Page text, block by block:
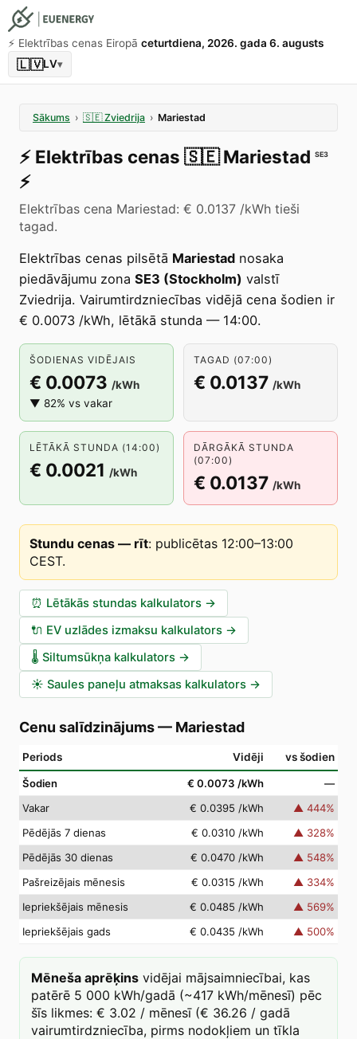
⚡️ Elektrības cenas Eiropā ceturtdiena, 2026. gada 6. augusts
🇱🇻LV▾
Sākums › 🇸🇪 Zviedrija › Mariestad
⚡️ Elektrības cenas 🇸🇪 Mariestad SE3
⚡️
Elektrības cena Mariestad: € 0.0137 /kWh tieši
tagad.
Elektrības cenas pilsētā Mariestad nosaka
piedāvājumu zona SE3 (Stockholm) valstī
Zviedrija. Vairumtirdzniecības vidējā cena šodien ir
€ 0.0073 /kWh, lētākā stunda — 14:00.
ŠODIENAS VIDĒJAIS
€ 0.0073 /kWh
▼ 82% vs vakar
TAGAD (07:00)
€ 0.0137 /kWh
LĒTĀKĀ STUNDA (14:00)
€ 0.0021 /kWh
DĀRGĀKĀ STUNDA
(07:00)
€ 0.0137 /kWh
Stundu cenas — rīt: publicētas 12:00–13:00
CEST.
⏰ Lētākās stundas kalkulators →
🔌 EV uzlādes izmaksu kalkulators →
🌡️ Siltumsūkņa kalkulators →
☀️ Saules paneļu atmaksas kalkulators →
Cenu salīdzinājums— Mariestad
Periods Vidēji vs šodien
Šodien € 0.0073 /kWh
—
Vakar
€ 0.0395 /kWh ▲ 444%
Pēdējās 7 dienas
€ 0.0310 /kWh ▲ 328%
Pēdējās 30 dienas
€ 0.0470 /kWh ▲ 548%
Pašreizējais mēnesis
€ 0.0315 /kWh ▲ 334%
Iepriekšējais mēnesis
€ 0.0485 /kWh ▲ 569%
Iepriekšējais gads
€ 0.0435 /kWh ▲ 500%
Mēneša aprēķins vidējai mājsaimniecībai, kas
patērē 5 000 kWh/gadā (~417 kWh/mēnesī) pēc
šīs likmes: € 3.02 / mēnesī (€ 36.26 / gadā
vairumtirdzniecība, pirms nodokļiem un tīkla